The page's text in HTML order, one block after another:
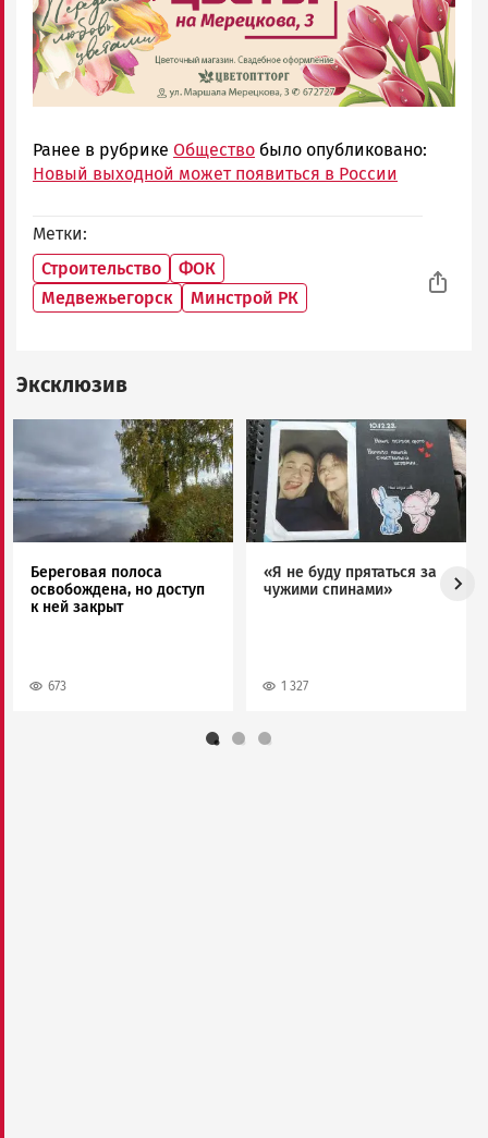
Ранее в рубрике Общество было опубликовано:
Новый выходной может появиться в России
Метки
Строительство
ФОК
Медвежьегорск
Минстрой РК
Эксклюзив
Береговая полоса
освобождена, но доступ
к ней закрыт
673
Image
«Я не буду прятаться за
чужими спинами»
1 327